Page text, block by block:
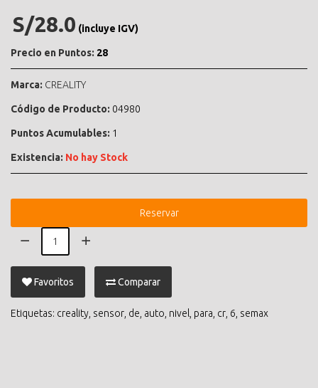
S/28.0 (incluye IGV)
Precio en Puntos: 28
Marca: CREALITY
Código de Producto: 04980
Puntos Acumulables: 1
Existencia: No hay Stock
Reservar
Favoritos Comparar
Etiquetas: creality sensor de auto nivel para cr 6 semax